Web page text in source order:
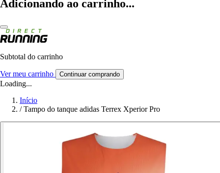
Adicionando ao carrinho...
Subtotal do carrinho
Ver meu carrinho Continuar comprando
Loading...
Início
/ Tampo do tanque adidas Terrex Xperior Pro